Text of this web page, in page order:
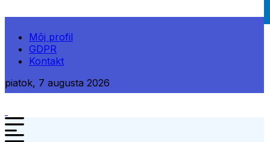
Môj profil
GDPR
Kontakt
piatok, 7 augusta 2026